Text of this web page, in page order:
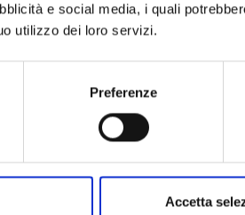
e social media, i quali
utilizzo dei loro servizi.
Preferenze
Accetta
20/10/
€ 5,90
Mostra